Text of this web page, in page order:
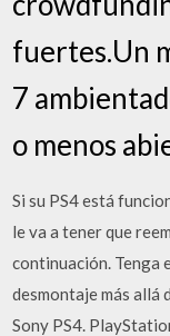
fuertes.Un
7
o menos
Si su PS4 está
le va a tener que
continuación. Tenga
desmontaje más allá
Sony PS4.